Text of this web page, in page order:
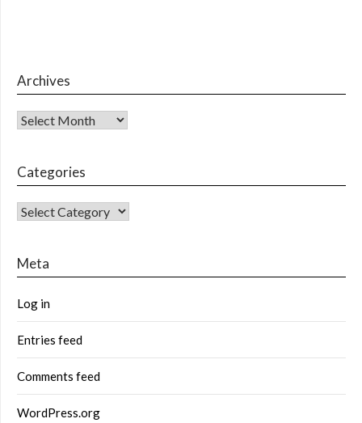
Archives
Archives
Categories
CATEGORIES
Meta
Log in
Entries feed
Comments feed
WordPress.org